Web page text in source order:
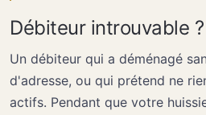
Débiteur introuvable ?
Un débiteur qui a déménagé
d'adresse, ou qui prétend ne
actifs. Pendant que votre